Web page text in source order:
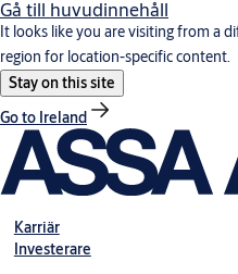
Gå till huvudinnehåll
It looks like you are visiting from a
region for location-specific content.
Stay on this site
Go to Ireland
Karriär
Investerare